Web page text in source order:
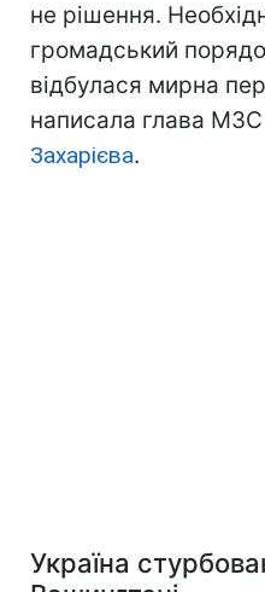
не рішення.
громадський
відбулася мирна
написала глава МЗС
Захарієва.
Україна